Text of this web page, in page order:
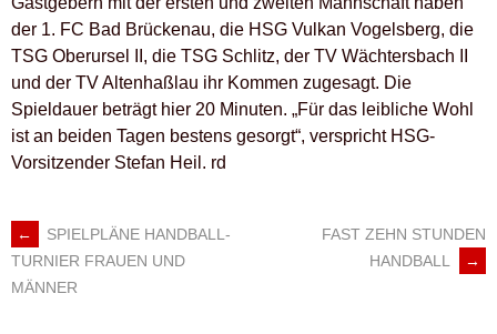
der 1. FC Bad Brückenau, die HSG Vulkan Vogelsberg, die
TSG Oberursel II, die TSG Schlitz, der TV Wächtersbach II
und der TV Altenhaßlau ihr Kommen zugesagt. Die
Spieldauer beträgt hier 20 Minuten. „Für das leibliche Wohl
ist an beiden Tagen bestens gesorgt“, verspricht HSG-
Vorsitzender Stefan Heil. rd
ARTIKEL-
NAVIGATION
←
SPIELPLÄNE HANDBALL-
TURNIER FRAUEN UND
MÄNNER
FAST ZEHN STUNDEN
HANDBALL
→